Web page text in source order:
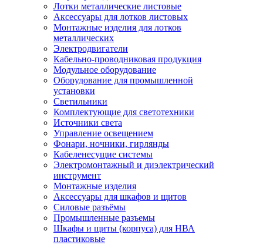
Лотки металлические листовые
Аксессуары для лотков листовых
Монтажные изделия для лотков
металлических
Электродвигатели
Кабельно-проводниковая продукция
Модульное оборудование
Оборудование для промышленной
установки
Светильники
Комплектующие для светотехники
Источники света
Управление освещением
Фонари, ночники, гирлянды
Кабеленесущие системы
Электромонтажный и диэлектрический
инструмент
Монтажные изделия
Аксессуары для шкафов и щитов
Силовые разъёмы
Промышленные разъемы
Шкафы и щиты (корпуса) для НВА
пластиковые